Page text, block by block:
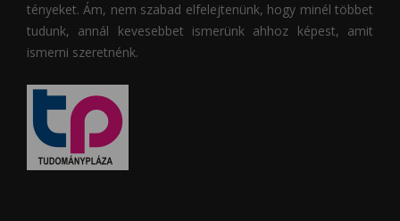
tényeket. Ám, nem szabad elfelejtenünk, hogy minél többet
tudunk, annál kevesebbet ismerünk ahhoz képest, amit
ismerni szeretnénk.